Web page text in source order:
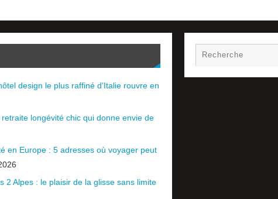
design le plus raffiné d’Italie rouvre en
longévité chic qui donne envie de
en Europe : 5 adresses où voyager peut
2 Alpes : le plaisir de la glisse sans limite